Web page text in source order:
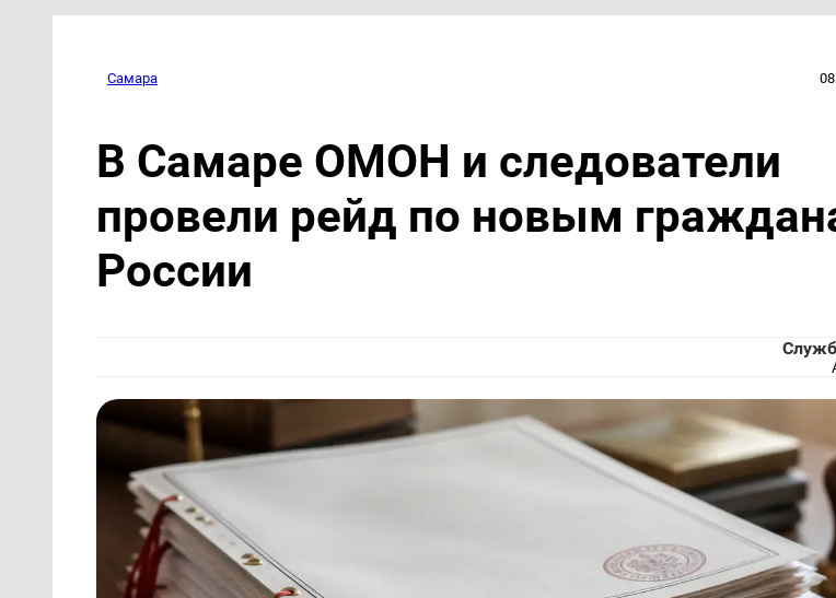
Самара
В Самаре ОМОН и следователи
провели рейд по новым
России